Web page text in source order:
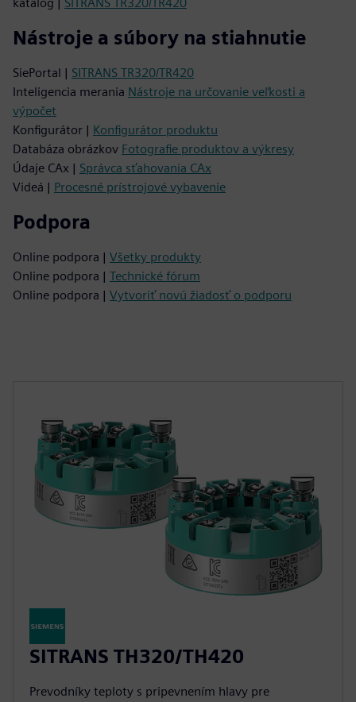
Nástroje a súbory na stiahnutie
SiePortal | SITRANS TR320/TR420
Inteligencia merania Nástroje na určovanie veľkosti a
výpočet
Konfigurátor | Konfigurátor produktu
Databáza obrázkov Fotografie produktov a výkresy
Údaje CAx | Správca sťahovania CAx
Videá | Procesné prístrojové vybavenie
Podpora
Online podpora | Všetky produkty
Online podpora | Technické fórum
Online podpora | Vytvoriť novú žiadosť o podporu
SITRANS TH320/TH420
Prevodníky teploty s pripevnením hlavy pre